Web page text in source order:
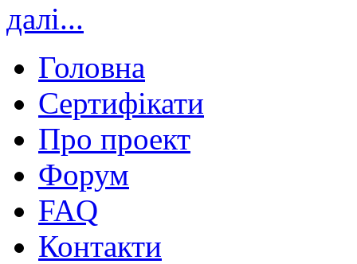
далі...
Головна
Сертифікати
Про проект
Форум
FAQ
Контакти